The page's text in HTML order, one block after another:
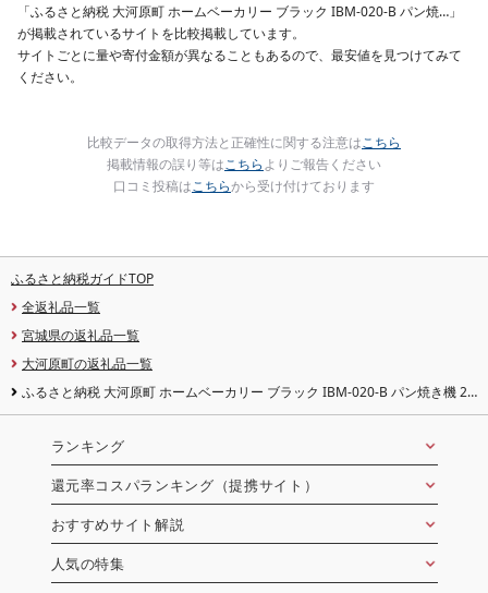
「ふるさと納税 大河原町 ホームベーカリー ブラック IBM-020-B パン焼…」
が掲載されているサイトを比較掲載しています。
サイトごとに量や寄付金額が異なることもあるので、最安値を見つけてみて
ください。
比較データの取得方法と正確性に関する注意はこちら
掲載情報の誤り等はこちらよりご報告ください
口コミ投稿はこちらから受け付けております
ふるさと納税ガイドTOP
全返礼品一覧
宮城県の返礼品一覧
大河原町の返礼品一覧
ふるさと納税 大河原町 ホームベーカリー ブラック IBM-020-B パン焼き機 2
ランキング
還元率コスパランキング（提携サイト）
おすすめサイト解説
人気の特集